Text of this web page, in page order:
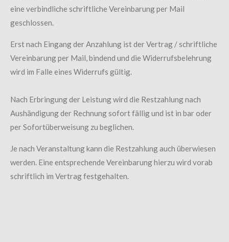
eine verbindliche schriftliche Vereinbarung per Mail
geschlossen.
Erst nach Eingang der Anzahlung ist der Vertrag / schriftliche
Vereinbarung per Mail, bindend und die Widerrufsbelehrung
wird im Falle eines Widerrufs gültig.
Nach Erbringung der Leistung wird die Restzahlung nach
Aushändigung der Rechnung sofort fällig und ist in bar oder
per Sofortüberweisung zu beglichen.
Je nach Veranstaltung kann die Restzahlung auch überwiesen
werden. Eine entsprechende Vereinbarung hierzu wird vorab
schriftlich im Vertrag festgehalten.